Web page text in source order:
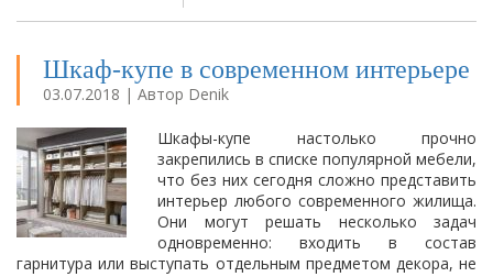
Шкаф-купе в современном интерьере
03.07.2018 | Автор Denik
Шкафы-купе настолько прочно
закрепились в списке популярной мебели,
что без них сегодня сложно представить
интерьер любого современного жилища.
Они могут решать несколько задач
одновременно: входить в состав
гарнитура или выступать отдельным предметом декора, не